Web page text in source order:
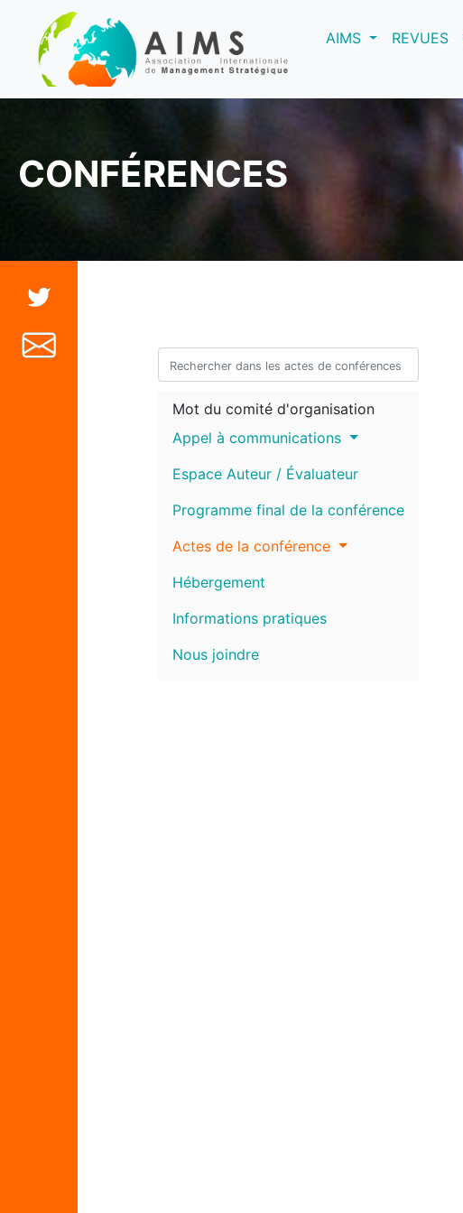
AIMS(current)REVUES
CONFÉRENCES
Mot du comité d'organisation
Appel à communications
Espace Auteur / Évaluateur
Programme final de la conférence
Actes de la conférence
Hébergement
Informations pratiques
Nous joindre